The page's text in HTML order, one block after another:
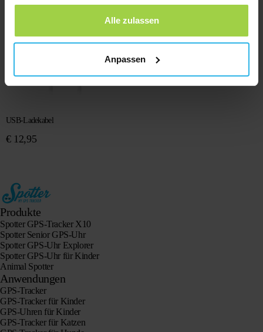
gesammelt haben.
Alle zulassen
Anpassen
USB-Ladekabel
€12,95
Produkte
Spotter GPS-Tracker X10
Spotter Senior GPS-Uhr
Spotter GPS-Uhr Explorer
Spotter GPS-Uhr für Kinder
Animal Spotter
Anwendungen
GPS-Tracker
GPS-Tracker für Kinder
GPS-Uhren für Kinder
GPS-Tracker für Katzen